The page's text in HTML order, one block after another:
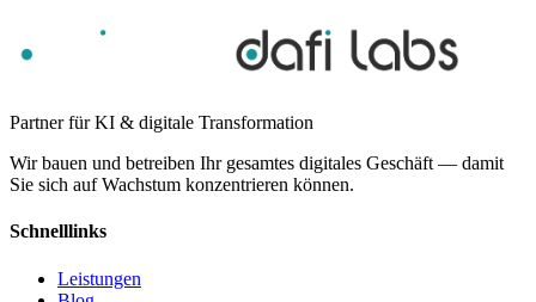
Partner für KI & digitale Transformation
Wir bauen und betreiben Ihr gesamtes digitales Geschäft — damit
Sie sich auf Wachstum konzentrieren können.
Schnelllinks
Leistungen